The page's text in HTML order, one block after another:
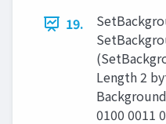
19.
Length 2
0100 0011